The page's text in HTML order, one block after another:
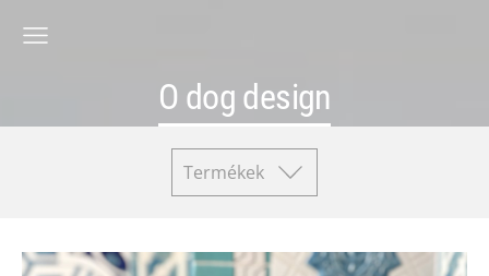
O dog design
Termékek